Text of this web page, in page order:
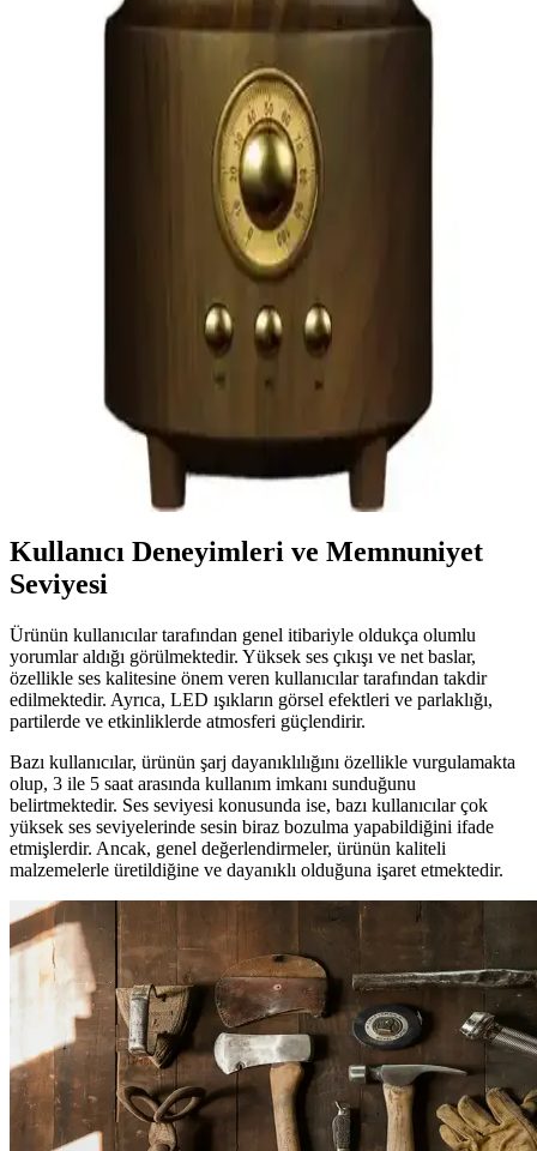
Resolut Bluetooth Hoparlör, yüksek ses kalitesi ve renkli ışık
efektleriyle öne çıkan, taşınabilir ve şık tasarımlı bir müzik cihazıdır.
Kablosuz bağlantı, mikrofon ve radyo özellikleriyle eğlenceyi
Arylic Bt 10 Bluetooth Ses Vericisi: Yüksek Kaliteli
Kablosuz Ses Aktarımı
Arylic Bt 10 Bluetooth Ses Vericisi, yüksek ses kalitesi, kolay
kurulum ve düşük enerji tüketimi ile çeşitli cihazlar arasında
kablosuz ses aktarımını sağlar. Modern tasarımıyla ev ve araç içi
Royal Trend Nostaljik Gaz Lambası Görünümlü
Radyo Modern Teknoloji ile Retro Tasarımın
Royal Trend'in nostaljik gaz lambası görünümündeki radyo, yüksek
ses kalitesi, çoklu bağlantı seçenekleri ve şık tasarımıyla dikkat
çekiyor. Taşınabilir ve kullanımı kolay bu ürün, retro ve moderni bir
arada arayanlar için ideal.
Kullanıcı Deneyimleri ve Memnuniyet
Seviyesi
Ürünün kullanıcılar tarafından genel itibariyle oldukça olumlu
yorumlar aldığı görülmektedir. Yüksek ses çıkışı ve net baslar,
özellikle ses kalitesine önem veren kullanıcılar tarafından takdir
edilmektedir. Ayrıca, LED ışıkların görsel efektleri ve parlaklığı,
partilerde ve etkinliklerde atmosferi güçlendirir.
Bazı kullanıcılar, ürünün şarj dayanıklılığını özellikle vurgulamakta
olup, 3 ile 5 saat arasında kullanım imkanı sunduğunu
belirtmektedir. Ses seviyesi konusunda ise, bazı kullanıcılar çok
yüksek ses seviyelerinde sesin biraz bozulma yapabildiğini ifade
etmişlerdir. Ancak, genel değerlendirmeler, ürünün kaliteli
malzemelerle üretildiğine ve dayanıklı olduğuna işaret etmektedir.